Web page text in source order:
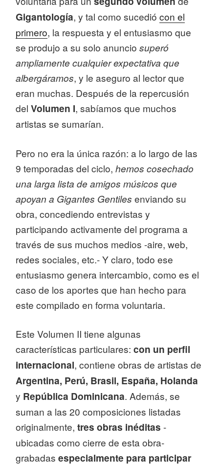
Gigantología, y tal como sucedió con el
primero, la respuesta y el entusiasmo que
se produjo a su solo anuncio superó
ampliamente cualquier expectativa que
albergáramos, y le aseguro al lector que
eran muchas. Después de la repercusión
del Volumen I, sabíamos que muchos
artistas se sumarían.
Pero no era la única razón: a lo largo de las
9 temporadas del ciclo, hemos cosechado
una larga lista de amigos músicos que
apoyan a Gigantes Gentiles enviando su
obra, concediendo entrevistas y
participando activamente del programa a
través de sus muchos medios -aire, web,
redes sociales, etc.- Y claro, todo ese
entusiasmo genera intercambio, como es el
caso de los aportes que han hecho para
este compilado en forma voluntaria.
Este Volumen II tiene algunas
características particulares: con un perfil
internacional, contiene obras de artistas de
Argentina, Perú, Brasil, España, Holanda
y República Dominicana. Además, se
suman a las 20 composiciones listadas
originalmente, tres obras inéditas -
ubicadas como cierre de esta obra-
grabadas especialmente para participar